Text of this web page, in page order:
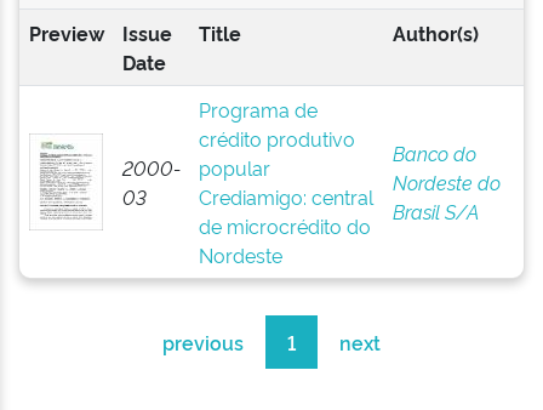
Preview
Issue
Date
Title Author(s)
2000-
03
Programa de
crédito produtivo
popular
Crediamigo: central
de microcrédito do
Nordeste
Banco do
Nordeste do
Brasil S/A
previous 1 next